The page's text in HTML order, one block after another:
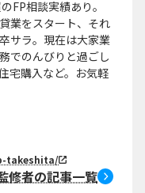
FP相談実績あり。
業をスタート、それ
サラ。現在は大家業
でのんびりと過ごし
宅購入など。お気軽
takeshita/
修者の記事一覧